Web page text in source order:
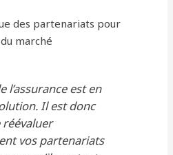
des partenariats pour
marché
l’assurance est en
Il est donc
vos partenariats